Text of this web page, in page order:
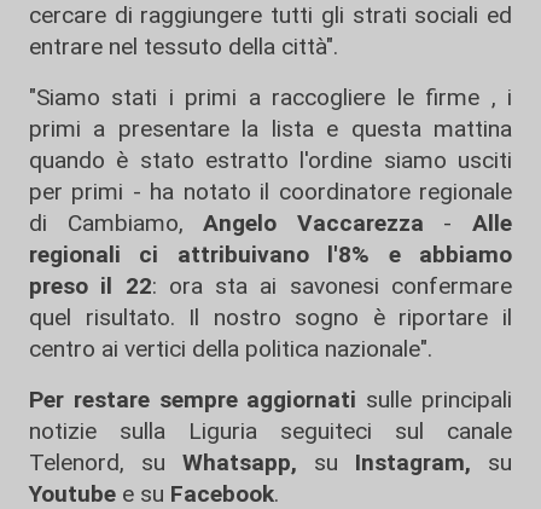
cercare di raggiungere tutti gli strati sociali ed
entrare nel tessuto della città".
"Siamo stati i primi a raccogliere le firme , i
primi a presentare la lista e questa mattina
quando è stato estratto l'ordine siamo usciti
per primi - ha notato il coordinatore regionale
di Cambiamo,Angelo Vaccarezza -Alle
regionali ci attribuivano l'8% e abbiamo
preso il 22: ora sta ai savonesi confermare
quel risultato. Il nostro sogno è riportare il
centro ai vertici della politica nazionale".
Per restare sempre aggiornati sulle principali
notizie sulla Liguria seguiteci sul canale
Telenord, su
Whatsapp, su Instagram, su
Youtube e su Facebook.